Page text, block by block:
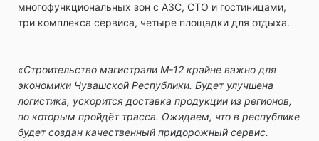
многофункциональных зон с АЗС, СТО и гостиницами,
три комплекса сервиса, четыре площадки для отдыха.
«Строительство магистрали М-12 крайне важно для
экономики Чувашской Республики. Будет улучшена
логистика, ускорится доставка продукции из регионов,
по которым пройдёт трасса. Ожидаем, что в республике
будет создан качественный придорожный сервис.